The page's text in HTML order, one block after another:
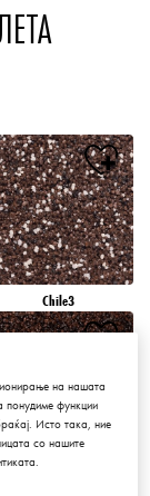
Chile3
на нашата
понудиме функции
Исто така, ние
со нашите